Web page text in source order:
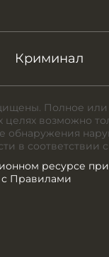
Криминал
Полное
целях возможно
обнаружения
в
ресурсе
с Правилами